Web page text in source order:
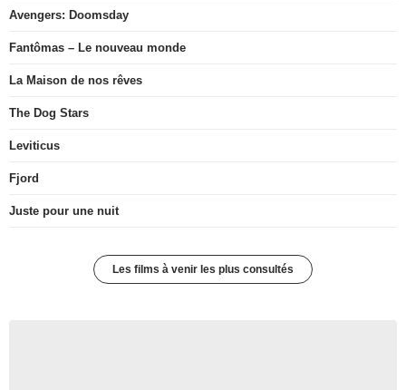
Avengers: Doomsday
Fantômas – Le nouveau monde
La Maison de nos rêves
The Dog Stars
Leviticus
Fjord
Juste pour une nuit
Les films à venir les plus consultés